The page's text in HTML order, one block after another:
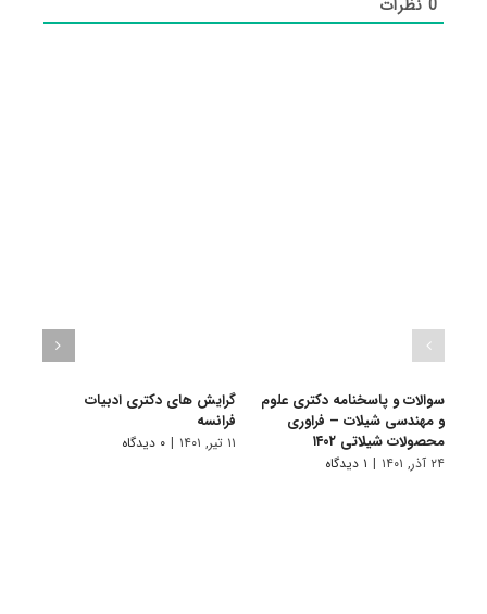
0نظرات
سوالات و پاسخنامه دکتری علوم
و مهندسی شیلات – فراوری
محصولات شیلاتی ۱۴۰۲
۲۴ آذر, ۱۴۰۱ | ۱ دیدگاه
گرایش های دکتری ادبیات
فراﻧﺴﻪ
۱۱ تیر, ۱۴۰۱ | ۰ دیدگاه